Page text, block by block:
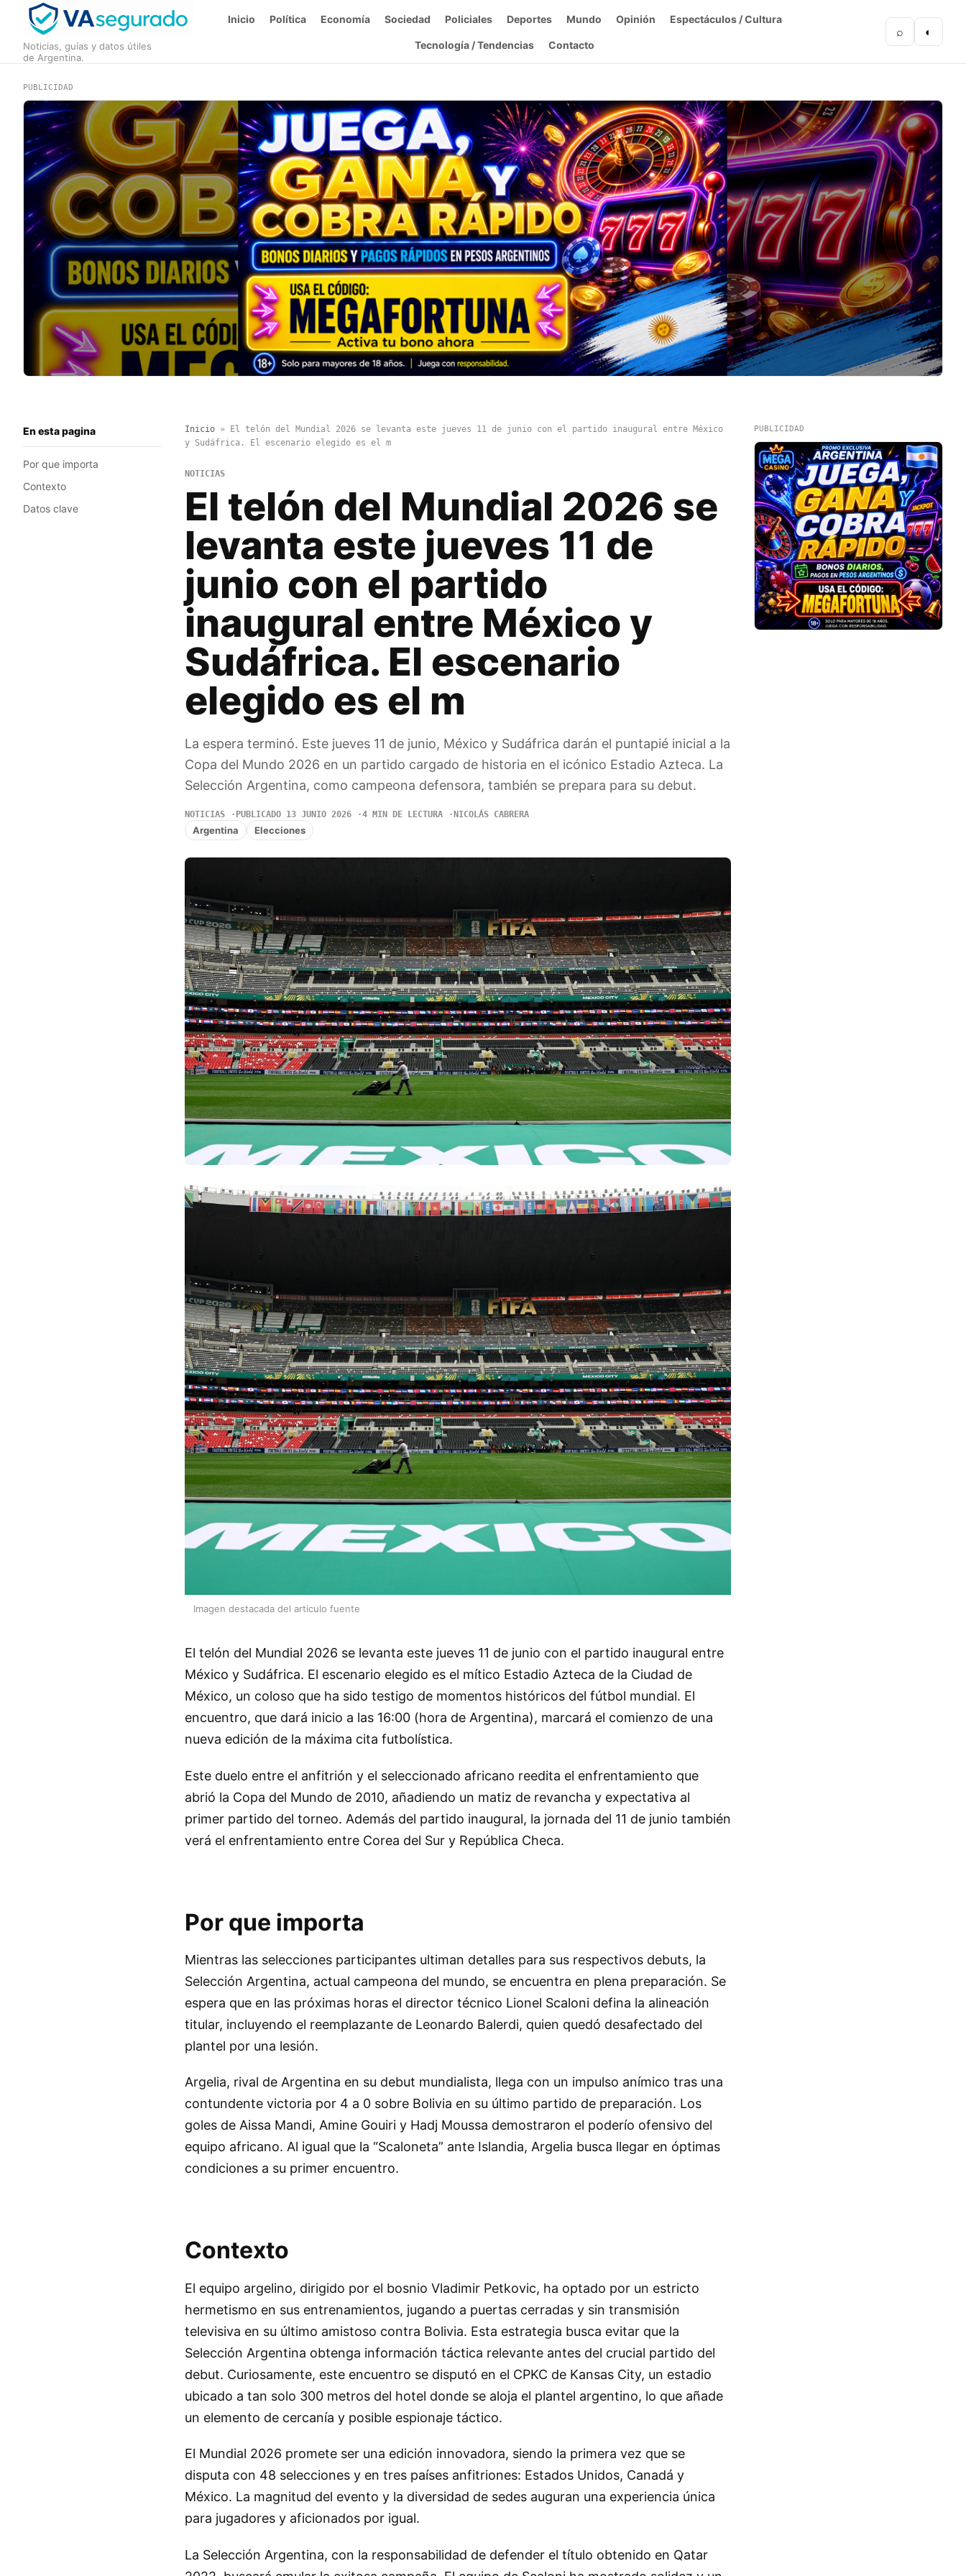
Noticias, guías y datos útiles
de Argentina.
Inicio Política Economía Sociedad Policiales Deportes Mundo Opinión Espectáculos / Cultura
Tecnología / Tendencias Contacto
⌕ ◐
PUBLICIDAD
En esta pagina
Por que importa
Contexto
Datos clave
Inicio»
El telón del Mundial 2026 se levanta este jueves 11 de junio con el partido inaugural entre México
y Sudáfrica. El escenario elegido es el m
NOTICIAS
El telón del Mundial 2026 se
levanta este jueves 11 de
junio con el partido
inaugural entre México y
Sudáfrica. El escenario
elegido es el m
La espera terminó. Este jueves 11 de junio, México y Sudáfrica darán el puntapié inicial a la
Copa del Mundo 2026 en un partido cargado de historia en el icónico Estadio Azteca. La
Selección Argentina, como campeona defensora, también se prepara para su debut.
NOTICIAS PUBLICADO 13 JUNIO 2026 4 MIN DE LECTURA NICOLÁS CABRERA
Argentina Elecciones
Imagen destacada del articulo fuente
El telón del Mundial 2026 se levanta este jueves 11 de junio con el partido inaugural entre
México y Sudáfrica. El escenario elegido es el mítico Estadio Azteca de la Ciudad de
México, un coloso que ha sido testigo de momentos históricos del fútbol mundial. El
encuentro, que dará inicio a las 16:00 (hora de Argentina), marcará el comienzo de una
nueva edición de la máxima cita futbolística.
Este duelo entre el anfitrión y el seleccionado africano reedita el enfrentamiento que
abrió la Copa del Mundo de 2010, añadiendo un matiz de revancha y expectativa al
primer partido del torneo. Además del partido inaugural, la jornada del 11 de junio también
verá el enfrentamiento entre Corea del Sur y República Checa.
Por que importa
Mientras las selecciones participantes ultiman detalles para sus respectivos debuts, la
Selección Argentina, actual campeona del mundo, se encuentra en plena preparación. Se
espera que en las próximas horas el director técnico Lionel Scaloni defina la alineación
titular, incluyendo el reemplazante de Leonardo Balerdi, quien quedó desafectado del
plantel por una lesión.
Argelia, rival de Argentina en su debut mundialista, llega con un impulso anímico tras una
contundente victoria por 4 a 0 sobre Bolivia en su último partido de preparación. Los
goles de Aissa Mandi, Amine Gouiri y Hadj Moussa demostraron el poderío ofensivo del
equipo africano. Al igual que la “Scaloneta” ante Islandia, Argelia busca llegar en óptimas
condiciones a su primer encuentro.
Contexto
El equipo argelino, dirigido por el bosnio Vladimir Petkovic, ha optado por un estricto
hermetismo en sus entrenamientos, jugando a puertas cerradas y sin transmisión
televisiva en su último amistoso contra Bolivia. Esta estrategia busca evitar que la
Selección Argentina obtenga información táctica relevante antes del crucial partido del
debut. Curiosamente, este encuentro se disputó en el CPKC de Kansas City, un estadio
ubicado a tan solo 300 metros del hotel donde se aloja el plantel argentino, lo que añade
un elemento de cercanía y posible espionaje táctico.
El Mundial 2026 promete ser una edición innovadora, siendo la primera vez que se
disputa con 48 selecciones y en tres países anfitriones: Estados Unidos, Canadá y
México. La magnitud del evento y la diversidad de sedes auguran una experiencia única
para jugadores y aficionados por igual.
La Selección Argentina, con la responsabilidad de defender el título obtenido en Qatar
PUBLICIDAD